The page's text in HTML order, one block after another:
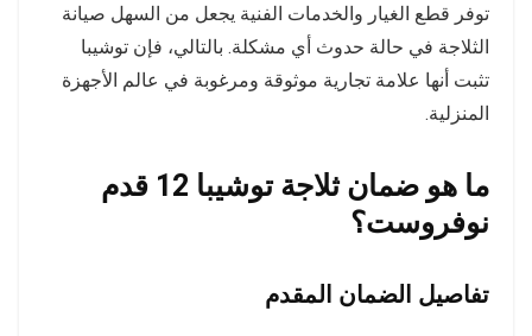
توفر قطع الغيار والخدمات الفنية يجعل من السهل صيانة
الثلاجة في حالة حدوث أي مشكلة. بالتالي، فإن توشيبا
تثبت أنها علامة تجارية موثوقة ومرغوبة في عالم الأجهزة
المنزلية.
ما هو ضمان ثلاجة توشيبا 12 قدم
نوفروست؟
تفاصيل الضمان المقدم